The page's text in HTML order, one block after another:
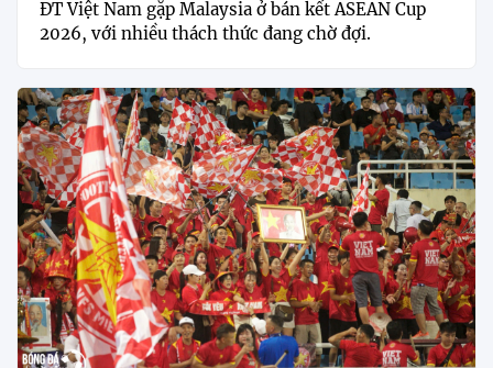
ĐT Việt Nam gặp Malaysia ở bán kết ASEAN Cup
2026, với nhiều thách thức đang chờ đợi.